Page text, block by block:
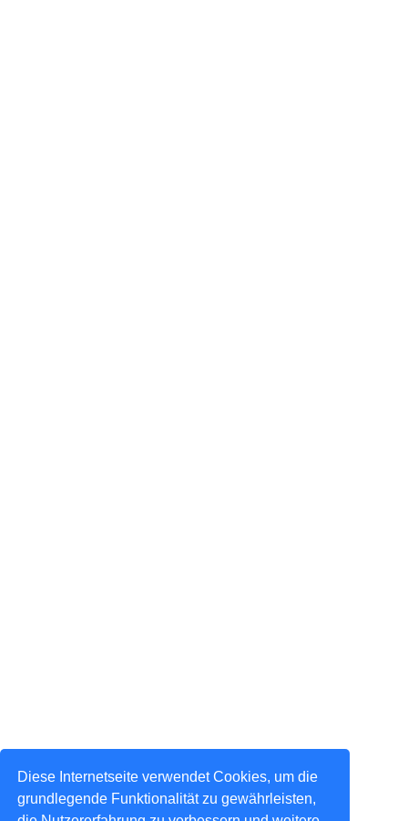
Diese Internetseite verwendet Cookies, um die
grundlegende Funktionalität zu gewährleisten,